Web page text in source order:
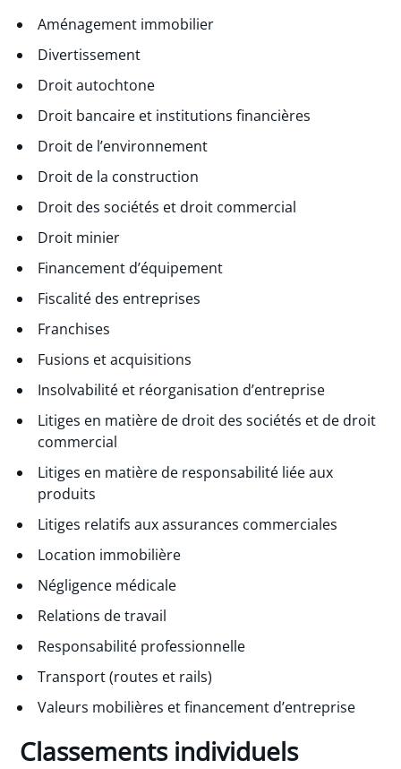
Aménagement immobilier
Divertissement
Droit autochtone
Droit bancaire et institutions financières
Droit de l’environnement
Droit de la construction
Droit des sociétés et droit commercial
Droit minier
Financement d’équipement
Fiscalité des entreprises
Franchises
Fusions et acquisitions
Insolvabilité et réorganisation d’entreprise
Litiges en matière de droit des sociétés et de droit
commercial
Litiges en matière de responsabilité liée aux
produits
Litiges relatifs aux assurances commerciales
Location immobilière
Négligence médicale
Relations de travail
Responsabilité professionnelle
Transport (routes et rails)
Valeurs mobilières et financement d’entreprise
Classements individuels